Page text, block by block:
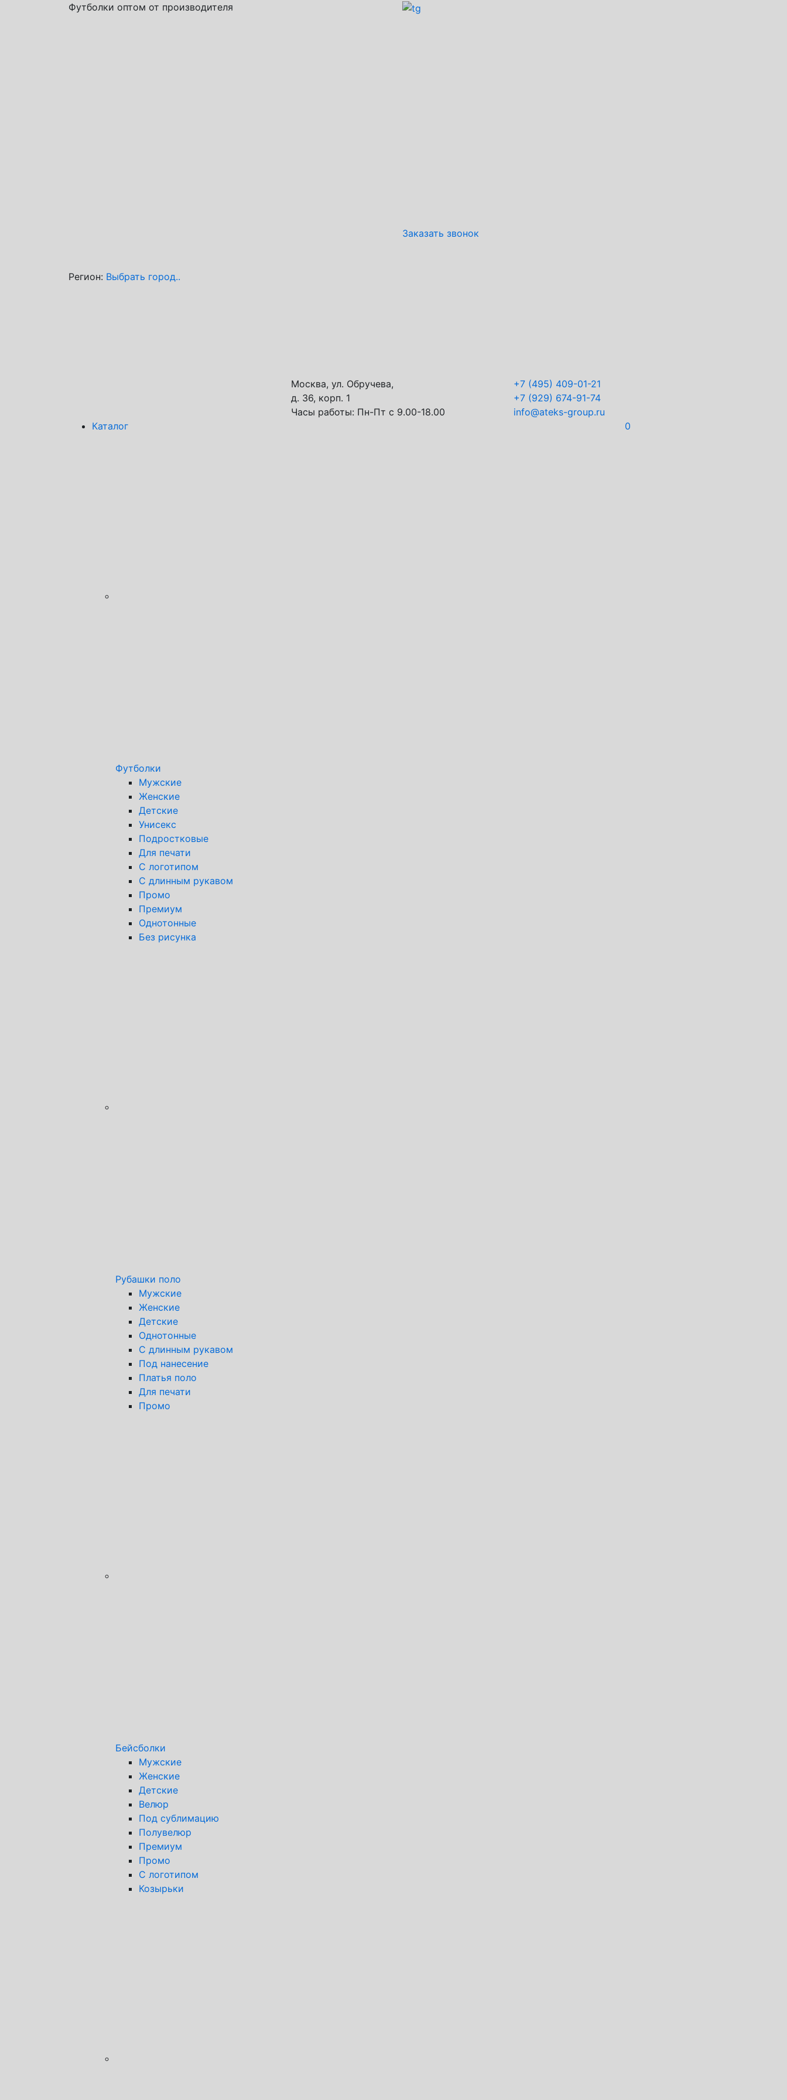
Футболки оптом от производителя
Заказать звонок
Регион: Выбрать город..
Москва, ул. Обручева,
д. 36, корп. 1
Часы работы: Пн-Пт с 9.00-18.00
+7 (495) 409-01-21
+7 (929) 674-91-74
info@ateks-group.ru
Каталог
Футболки
Мужские
Женские
Детские
Унисекс
Подростковые
Для печати
С логотипом
С длинным рукавом
Промо
Премиум
Однотонные
Без рисунка
Рубашки поло
Мужские
Женские
Детские
Однотонные
С длинным рукавом
Под нанесение
Платья поло
Для печати
Промо
Бейсболки
Мужские
Женские
Детские
Велюр
Под сублимацию
Полувелюр
Премиум
Промо
С логотипом
Козырьки
0